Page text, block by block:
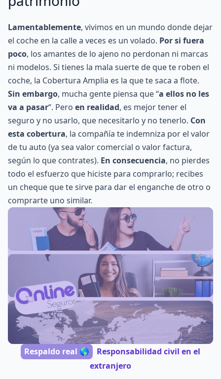
Lamentablemente, vivimos en un mundo donde dejar
el coche en la calle a veces es un volado. Por si fuera
poco, los amantes de lo ajeno no perdonan ni marcas
ni modelos. Si tienes la mala suerte de que te roben el
coche, la Cobertura Amplia es la que te saca a flote.
Sin embargo, mucha gente piensa que “a ellos no les
va a pasar“. Pero en realidad, es mejor tener el
seguro y no usarlo, que necesitarlo y no tenerlo. Con
esta cobertura, la compañía te indemniza por el valor
de tu auto (ya sea valor comercial o valor factura,
según lo que contrates). En consecuencia, no pierdes
todo el esfuerzo que hiciste para comprarlo; recibes
un cheque que te sirve para dar el enganche de otro o
comprarte uno similar.
Respaldo real 🌎
Responsabilidad civil en el
extranjero